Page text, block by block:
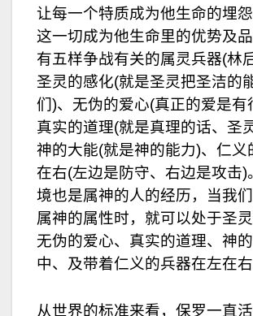
让每一个特质成为他生命的埋
这一切成为他生命里的优势及
有五样争战有关的属灵兵器(林
圣灵的感化(就是圣灵把圣洁的
们)、无伪的爱心(真正的爱是有
真实的道理(就是真理的话、圣
神的大能(就是神的能力)、仁义
在右(左边是防守、右边是攻击)
境也是属神的人的经历，当我
属神的属性时，就可以处于圣灵
无伪的爱心、真实的道理、神
中、及带着仁义的兵器在左在右
从世界的标准来看，保罗一直